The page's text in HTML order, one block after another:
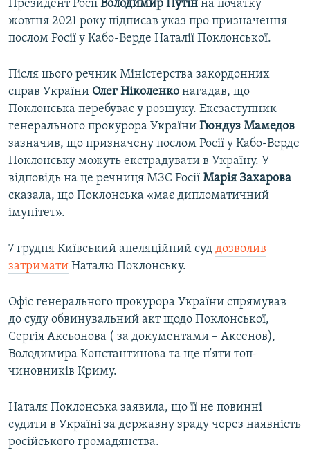
Президент Росії Володимир Путін на початку
жовтня 2021 року підписав указ про призначення
послом Росії у Кабо-Верде Наталії Поклонської.
Після цього речник Міністерства закордонних
справ України Олег Ніколенко нагадав, що
Поклонська перебуває у розшуку. Ексзаступник
генерального прокурора України Гюндуз Мамедов
зазначив, що призначену послом Росії у Кабо-Верде
Поклонську можуть екстрадувати в Україну. У
відповідь на це речниця МЗС Росії Марія Захарова
сказала, що Поклонська «має дипломатичний
імунітет».
7 грудня Київський апеляційний суд дозволив
затримати Наталю Поклонську.
Офіс генерального прокурора України спрямував
до суду обвинувальний акт щодо Поклонської,
Сергія Аксьонова ( за документами – Аксенов),
Володимира Константинова та ще п'яти топ-
чиновників Криму.
Наталя Поклонська заявила, що її не повинні
судити в Україні за державну зраду через наявність
російського громадянства.